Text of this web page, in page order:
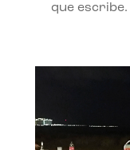
que escribe.